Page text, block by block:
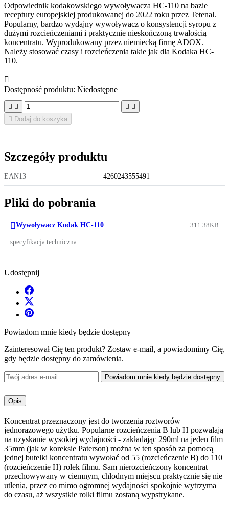
Odpowiednik kodakowskiego wywoływacza HC-110 na bazie
receptury europejskiej produkowanej do 2022 roku przez Tetenal.
Popularny, bardzo wydajny wywoływacz o konsystencji syropu z
dużymi rozcieńczeniami i praktycznie nieskończoną trwałością
koncentratu. Wyprodukowany przez niemiecką firmę ADOX.
Należy stosować czasy i rozcieńczenia takie jak dla Kodaka HC-
110.

Dostępność produktu: Niedostępne
   
 Dodaj do koszyka
Szczegóły produktu
EAN13 4260243555491
Pliki do pobrania
Wywoływacz Kodak HC-110 311.38KB
specyfikacja techniczna
Udostępnij
Powiadom mnie kiedy będzie dostępny
Zainteresował Cię ten produkt? Zostaw e-mail, a powiadomimy Cię,
gdy będzie dostępny do zamówienia.
Powiadom mnie kiedy będzie dostępny
Opis
Koncentrat przeznaczony jest do tworzenia roztworów
jednorazowego użytku. Popularne rozcieńczenia B lub H pozwalają
na uzyskanie wysokiej wydajności - zakładając 290ml na jeden film
35mm (jak w koreksie Paterson) można w ten sposób za pomocą
jednej butelki koncentratu wywołać od 55 (rozcieńczenie B) do 110
(rozcieńczenie H) rolek filmu. Sam nierozcieńczony koncentrat
przechowywany w ciemnym, chłodnym miejscu praktycznie się nie
utlenia, przez co mimo ogromnej wydajności spokojnie wytrzyma
do czasu, aż wszystkie rolki filmu zostaną wypstrykane.